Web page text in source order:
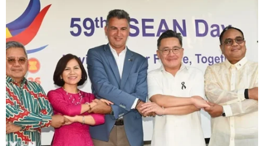
CƠ QUAN CHỦ QUẢN: THÔNG TẤN XÃ VIỆT NAM
Tổng Biên tập: TRẦN TIẾN DUẨN
Phó Tổng Biên tập: NGUYỄN THỊ TÁM, KHÚC THANH
THỦY
Sở hữu trí tuệ
Quy định sử dụng
RSS
Hỗ trợ
Ngôn ngữ
TTXVN